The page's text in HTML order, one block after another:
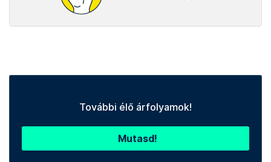
További élő árfolyamok!
Mutasd!